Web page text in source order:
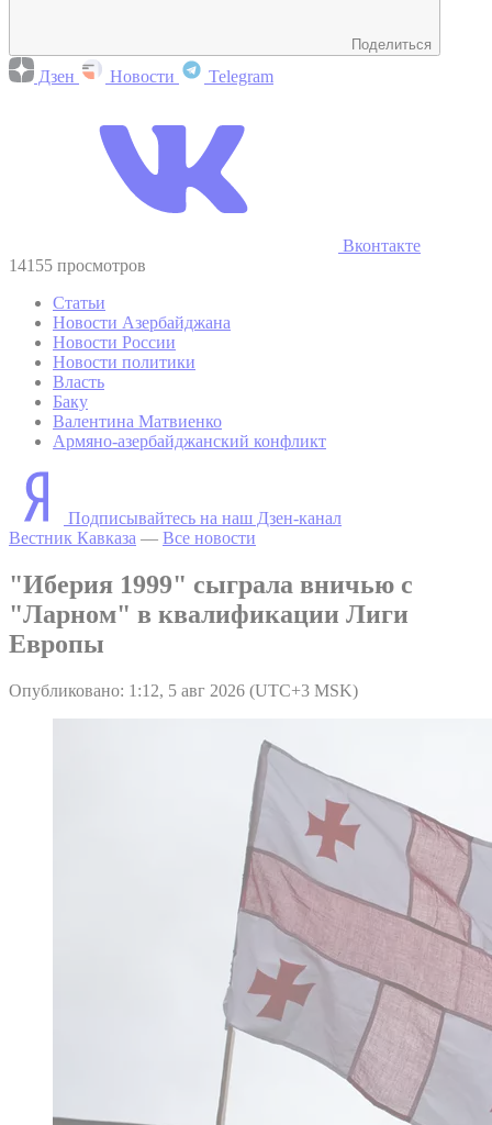
Поделиться
Дзен Новости Telegram
Вконтакте
14155 просмотров
Статьи
Новости Азербайджана
Новости России
Новости политики
Власть
Баку
Валентина Матвиенко
Армяно-азербайджанский конфликт
Подписывайтесь на наш Дзен-канал
Вестник Кавказа — Все новости
"Иберия 1999" сыграла вничью с
"Ларном" в квалификации Лиги
Европы
Опубликовано: 1:12, 5 авг 2026 (UTC+3 MSK)